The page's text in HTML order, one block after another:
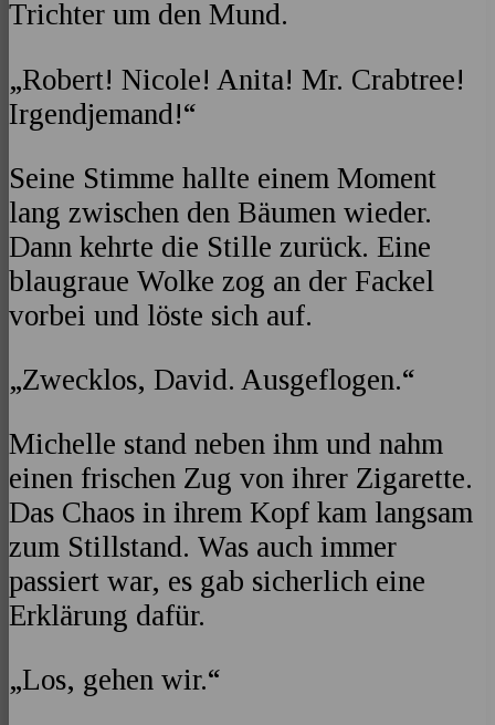
Trichter um den Mund.
„Robert! Nicole! Anita! Mr. Crabtree!
Irgendjemand!“
Seine Stimme hallte einem Moment
lang zwischen den Bäumen wieder.
Dann kehrte die Stille zurück. Eine
blaugraue Wolke zog an der Fackel
vorbei und löste sich auf.
„Zwecklos, David. Ausgeflogen.“
Michelle stand neben ihm und nahm
einen frischen Zug von ihrer Zigarette.
Das Chaos in ihrem Kopf kam langsam
zum Stillstand. Was auch immer
passiert war, es gab sicherlich eine
Erklärung dafür.
„Los, gehen wir.“